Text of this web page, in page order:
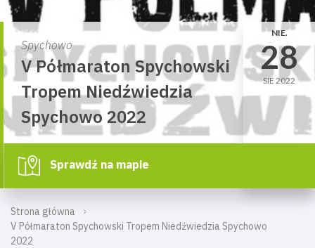
Strona główna
V Półmaraton Spychowski Tropem Niedźwiedzia Spychowo
2022
Spychowo
V Półmaraton Spychowski
Tropem Niedźwiedzia
Spychowo 2022
NIE.
28
SIE 2022
Sprawdź na mapie